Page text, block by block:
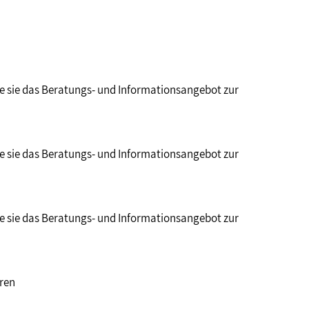
sie das Beratungs- und Informationsangebot zur
sie das Beratungs- und Informationsangebot zur
sie das Beratungs- und Informationsangebot zur